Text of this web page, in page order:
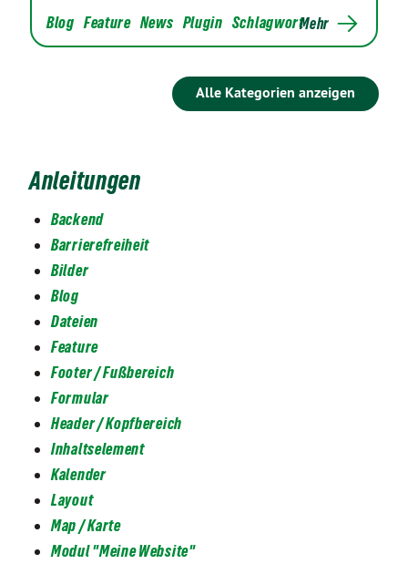
Blog Feature News Plugin SchlagwortMehr
Alle Kategorien anzeigen
Anleitungen
Backend
Barrierefreiheit
Bilder
Blog
Dateien
Feature
Footer / Fußbereich
Formular
Header / Kopfbereich
Inhaltselement
Kalender
Layout
Map / Karte
Modul "Meine Website"